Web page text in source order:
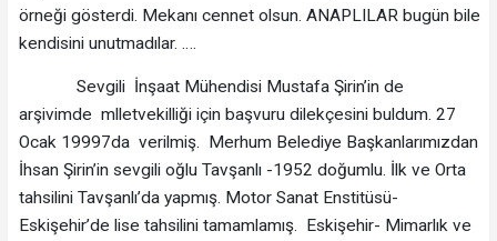
örneği gösterdi. Mekanı cennet olsun. ANAPLILAR bugün bile
kendisini unutmadılar. ….
Sevgili İnşaat Mühendisi Mustafa Şirin’in de
arşivimde mlletvekilliği için başvuru dilekçesini buldum. 27
Ocak 19997da verilmiş. Merhum Belediye Başkanlarımızdan
İhsan Şirin’in sevgili oğlu Tavşanlı -1952 doğumlu. İlk ve Orta
tahsilini Tavşanlı’da yapmış. Motor Sanat Enstitüsü-
Eskişehir’de lise tahsilini tamamlamış. Eskişehir- Mimarlık ve